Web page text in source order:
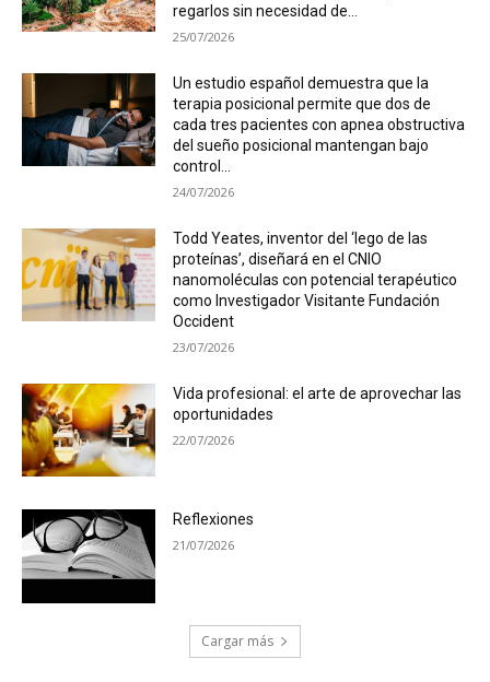
regarlos sin necesidad de...
25/07/2026
Un estudio español demuestra que la
terapia posicional permite que dos de
cada tres pacientes con apnea obstructiva
del sueño posicional mantengan bajo
control...
24/07/2026
Todd Yeates, inventor del ‘lego de las
proteínas’, diseñará en el CNIO
nanomoléculas con potencial terapéutico
como Investigador Visitante Fundación
Occident
23/07/2026
Vida profesional: el arte de aprovechar las
oportunidades
22/07/2026
Reflexiones
21/07/2026
Cargar más